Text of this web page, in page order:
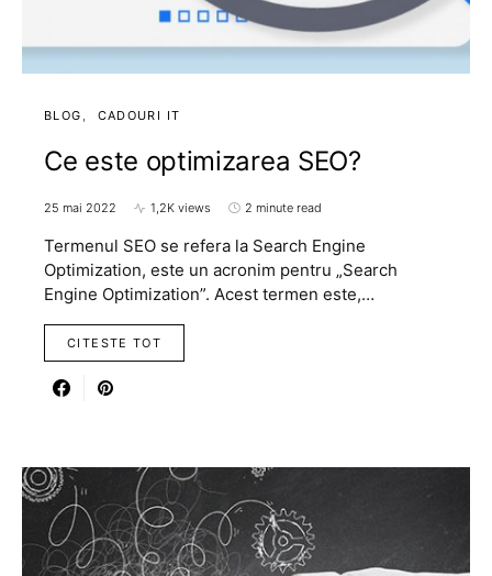
BLOG CADOURI IT
Ce este optimizarea SEO?
25 mai 2022 1,2K views 2 minute read
Termenul SEO se refera la Search Engine
Optimization, este un acronim pentru „Search
Engine Optimization”. Acest termen este,…
CITESTE TOT